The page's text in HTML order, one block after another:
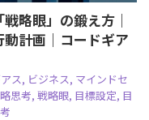
略眼」の鍛え方｜
計画｜コードギア
ス, ビジネス, マインドセ
思考, 戦略眼, 目標設定, 目